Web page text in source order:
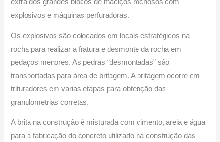
extraídos grandes blocos de maciços rochosos com
explosivos e máquinas perfuradoras.
Os explosivos são colocados em locais estratégicos na
rocha para realizar a fratura e desmonte da rocha em
pedaços menores. As pedras “desmontadas” são
transportadas para área de britagem. A britagem ocorre em
trituradores em varias etapas para obtenção das
granulometrias corretas.
A brita na construção é misturada com cimento, areia e água
para a fabricação do concreto utilizado na construção das